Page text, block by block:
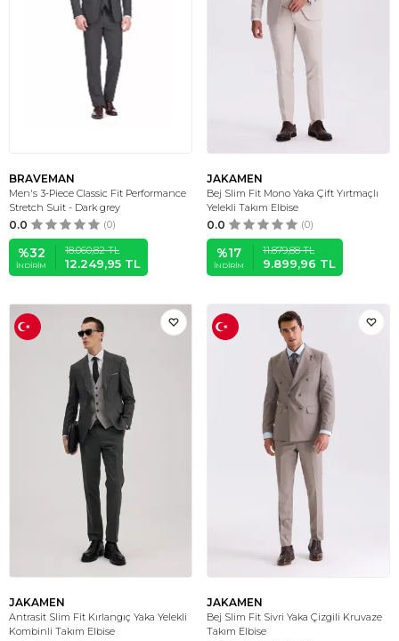
BRAVEMAN
Men's 3-Piece Classic Fit Performance
Stretch Suit - Dark grey
0.0 (0)
%32
İNDIRIM
18.060,82TL
12.249,95 TL
JAKAMEN
Bej Slim Fit Mono Yaka Çift Yırtmaçlı
Yelekli Takım Elbise
0.0 (0)
%17
İNDIRIM
11.879,88TL
9.899,96 TL
JAKAMEN
Antrasit Slim Fit Kırlangıç Yaka Yelekli
Kombinli Takım Elbise
JAKAMEN
Bej Slim Fit Sivri Yaka Çizgili Kruvaze
Takım Elbise